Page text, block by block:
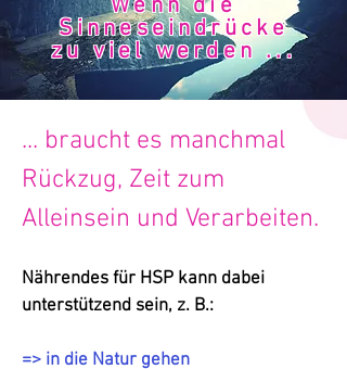
Wenn die
Sinneseindrücke
zu viel werden ...
... braucht es manchmal
Rückzug, Zeit zum
Alleinsein und Verarbeiten.
Nährendes für HSP kann dabei
unterstützend sein, z. B.:
=> in die Natur gehen